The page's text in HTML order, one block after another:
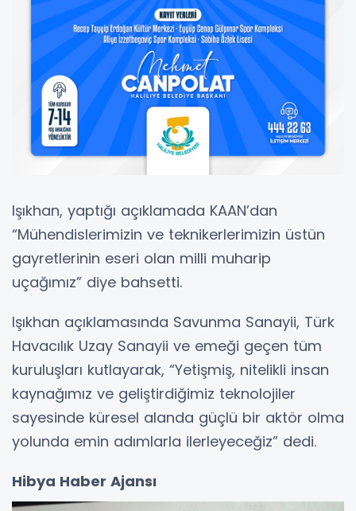
Işıkhan, yaptığı açıklamada KAAN’dan
“Mühendislerimizin ve teknikerlerimizin üstün
gayretlerinin eseri olan milli muharip
uçağımız” diye bahsetti.
Işıkhan açıklamasında Savunma Sanayii, Türk
Havacılık Uzay Sanayii ve emeği geçen tüm
kuruluşları kutlayarak, “Yetişmiş, nitelikli insan
kaynağımız ve geliştirdiğimiz teknolojiler
sayesinde küresel alanda güçlü bir aktör olma
yolunda emin adımlarla ilerleyeceğiz” dedi.
Hibya Haber Ajansı